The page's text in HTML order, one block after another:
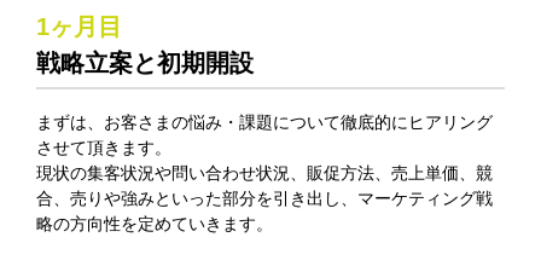
1ヶ月目
戦略立案と初期開設
まずは、お客さまの悩み・課題について徹底的にヒアリング
させて頂きます。
現状の集客状況や問い合わせ状況、販促方法、売上単価、競
合、売りや強みといった部分を引き出し、 マーケティング戦
略の方向性を定めていきます。